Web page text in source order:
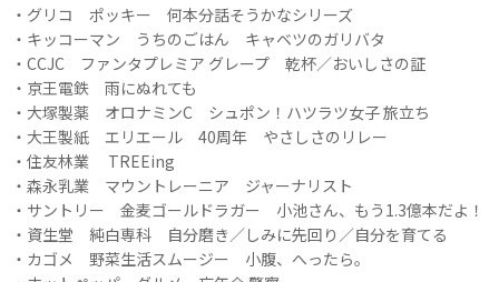
・グリコ ポッキー 何本分話そうかなシリーズ
・キッコーマン うちのごはん キャベツのガリバタ
・CCJC ファンタプレミア グレープ 乾杯／おいしさの証
・京王電鉄 雨にぬれても
・大塚製薬 オロナミンC シュポン！ハツラツ女子 旅立ち
・大王製紙 エリエール 40周年 やさしさのリレー
・住友林業 TREEing
・森永乳業 マウントレーニア ジャーナリスト
・サントリー 金麦ゴールドラガー 小池さん、もう1.3億本だよ！
・資生堂 純白専科 自分磨き／しみに先回り／自分を育てる
・カゴメ 野菜生活スムージー 小腹、へったら。